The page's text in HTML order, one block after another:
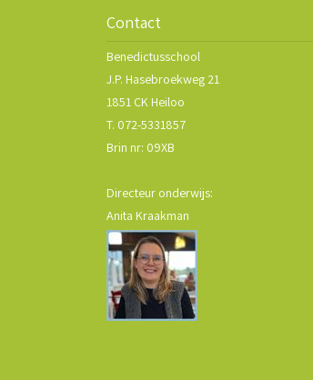
Contact
Benedictusschool
J.P. Hasebroekweg 21
1851 CK Heiloo
T. 072-5331857
Brin nr: 09XB
Directeur onderwijs:
Anita Kraakman